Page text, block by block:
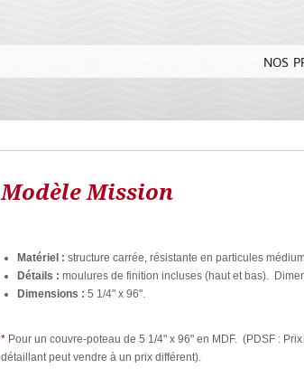
NOS
Modèle Mission
Matériel : structure carrée, résistante en particules
Détails : moulures de finition incluses (haut et bas).
Dimensions :5 1/4" x 96".
* Pour un couvre-poteau de 5 1/4" x 96" en MDF. (PDSF :
détaillant peut vendre à un prix différent).